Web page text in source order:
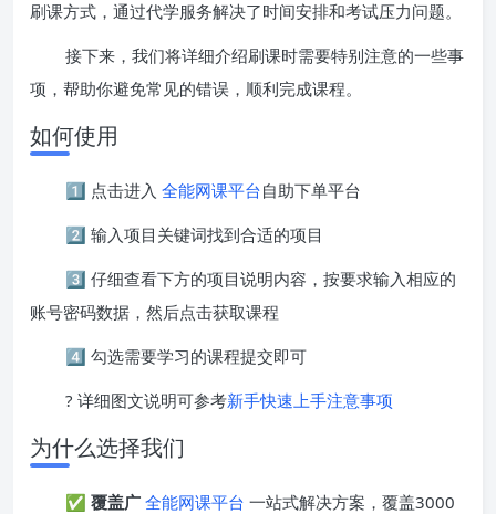
刷课方式，通过代学服务解决了时间安排和考试压力问题。
接下来，我们将详细介绍刷课时需要特别注意的一些事
项，帮助你避免常见的错误，顺利完成课程。
如何使用
1️⃣ 点击进入 全能网课平台自助下单平台
2️⃣ 输入项目关键词找到合适的项目
3️⃣ 仔细查看下方的项目说明内容，按要求输入相应的
账号密码数据，然后点击获取课程
4️⃣ 勾选需要学习的课程提交即可
? 详细图文说明可参考新手快速上手注意事项
为什么选择我们
✅ 覆盖广 全能网课平台 一站式解决方案，覆盖3000